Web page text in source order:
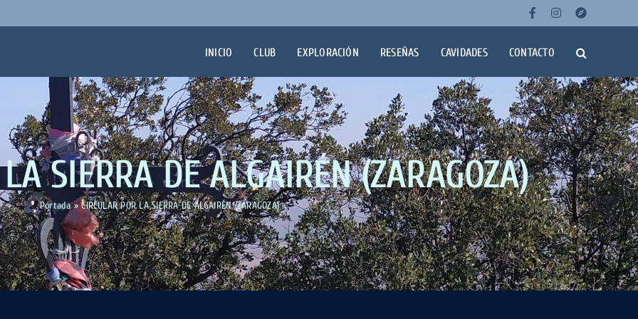
Facebook
INICIO CLUB EXPLORACIÓN RESEÑAS CAVIDADES CONTACTO
SIERRA DE ALGAIRÉN (ZARAGOZA)
Portada»CIRCULAR POR LA SIERRA DE ALGAIRÉN (ZARAGOZA)